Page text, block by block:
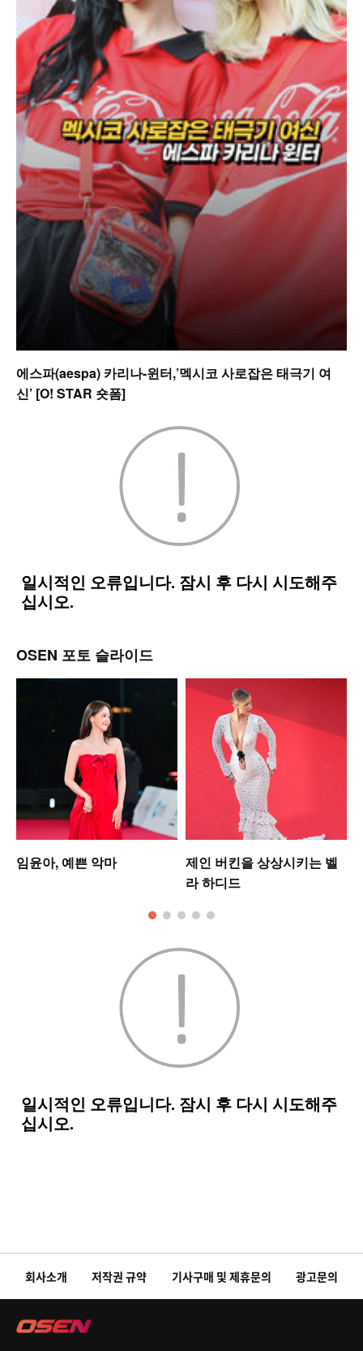
에스파(aespa) 카리나-윈터,’멕시코 사로잡은 태극기 여
신’ [O! STAR 숏폼]
OSEN 포토 슬라이드
임윤아, 예쁜 악마
제인 버킨을 상상시키는 벨
라 하디드
회사소개 저작권 규약 기사구매 및 제휴문의 광고문의